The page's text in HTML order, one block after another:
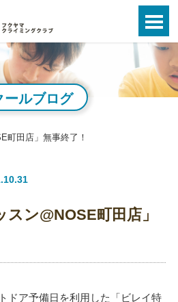
ールブログ
町田店」無事終了！
スン@NOSE町田店」
ドア予備日を利用した「ビレイ特